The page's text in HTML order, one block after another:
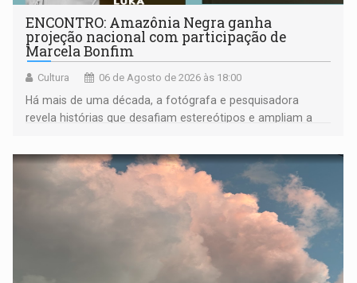
ENCONTRO: Amazônia Negra ganha
projeção nacional com participação de
Marcela Bonfim
Cultura 06 de Agosto de 2026 às 18:00
Há mais de uma década, a fotógrafa e pesquisadora
revela histórias que desafiam estereótipos e ampliam a
negras